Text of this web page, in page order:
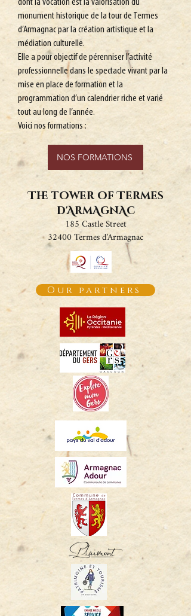
dont la vocation est la valorisation du
monument historique de la tour de Termes
d’Armagnac par la création artistique et la
médiation culturelle.
Elle a pour objectif de pérenniser l’activité
professionnelle dans le spectacle vivant par la
mise en place de formation et la
programmation d’un calendrier riche et varié
tout au long de l’année.
Voici nos formations :
NOS FORMATIONS
The tower of Termes
d'ArmAgnAc
185 Castle Street
32400 Termes d'Armagnac
Our partners